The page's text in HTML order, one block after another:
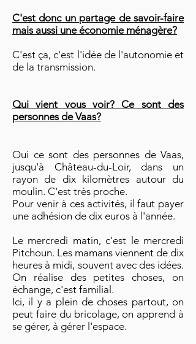
C'est donc un partage de savoir-faire
mais aussi une économie ménagère?
C'est ça, c'est l'idée de l'autonomie et
de la transmission.
Qui vient vous voir? Ce sont des
personnes de Vaas?
Oui ce sont des personnes de Vaas,
jusqu'à Château-du-Loir, dans un
rayon de dix kilomètres autour du
moulin. C'est très proche.
Pour venir à ces activités, il faut payer
une adhésion de dix euros à l'année.
Le mercredi matin, c'est le mercredi
Pitchoun. Les mamans viennent de dix
heures à midi, souvent avec des idées.
On réalise des petites choses, on
échange, c'est familial.
Ici, il y a plein de choses partout, on
peut faire du bricolage, on apprend à
se gérer, à gérer l'espace.